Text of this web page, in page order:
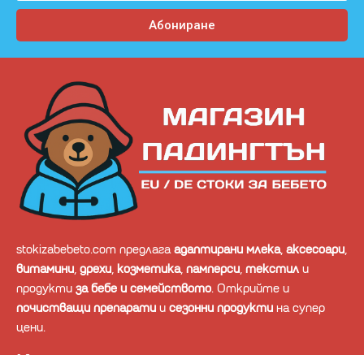
Абониране
stokizabebeto.com предлагаадаптирани млека, аксесоари,
витамини, дрехи, козметика, памперси, текстил и
продукти за бебе и семейството. Открийте и
почистващи препарати и сезонни продукти на супер
цени.